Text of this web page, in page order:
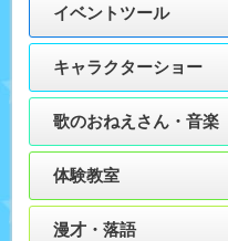
イベントツール
キャラクターショー
歌のおねえさん・音楽
体験教室
漫才・落語